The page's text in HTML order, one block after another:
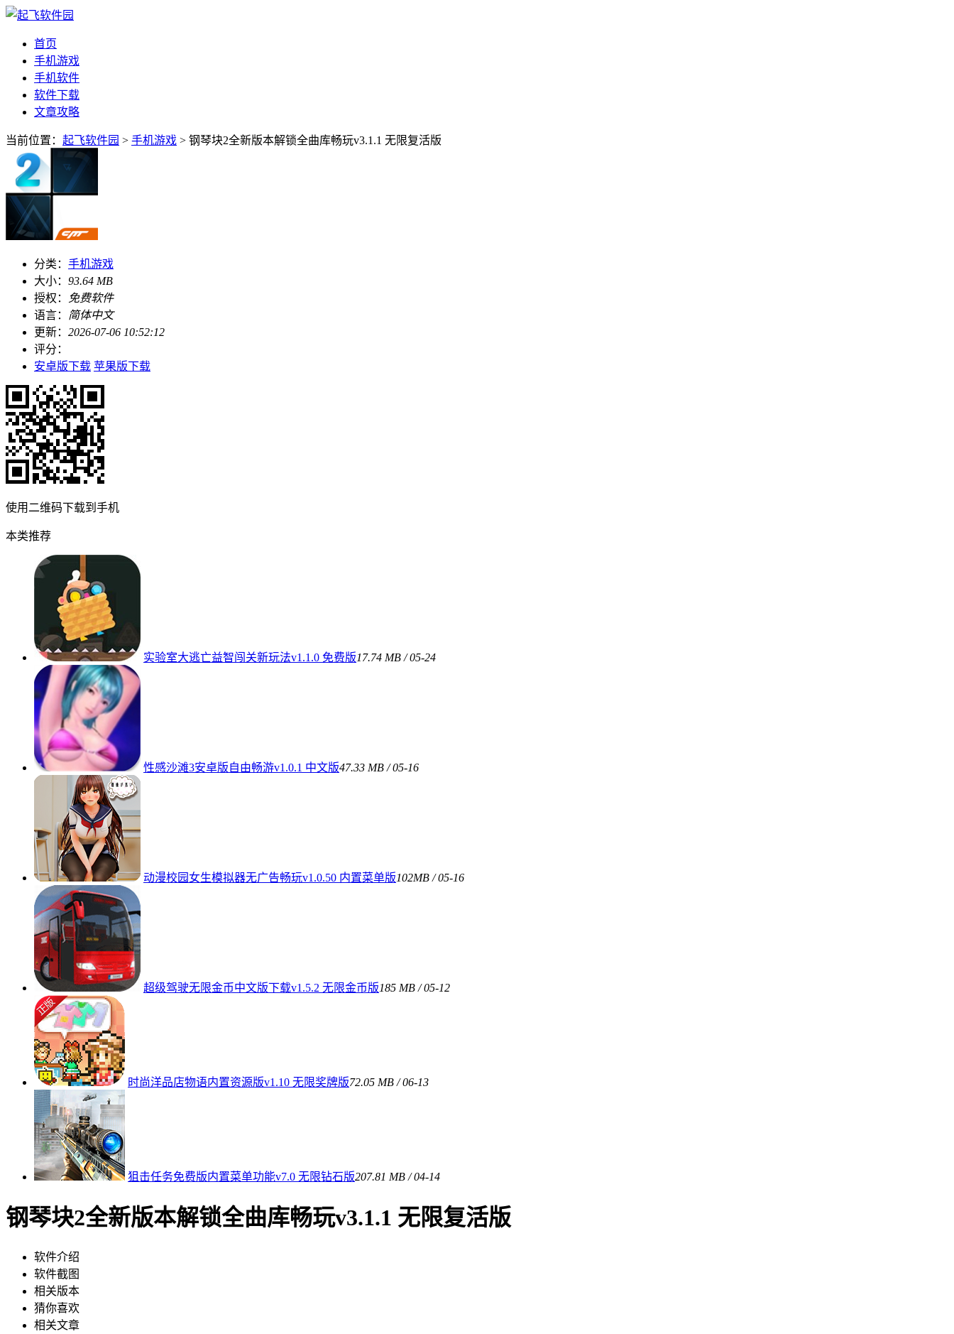
首页
手机游戏
手机软件
软件下载
文章攻略
当前位置： 起飞软件园 > 手机游戏 > 钢琴块2全新版本解锁全曲库畅玩v3.1.1 无限复活版
分类： 手机游戏
大小： 93.64 MB
授权：
免费软件
语言：
简体中文
更新： 2026-07-06 10:52:12
评分：
安卓版下载 苹果版下载
使用二维码下载到手机
本类推荐
实验室大逃亡益智闯关新玩法v1.1.0 免费版17.74 MB / 05-24
性感沙滩3安卓版自由畅游v1.0.1 中文版47.33 MB / 05-16
动漫校园女生模拟器无广告畅玩v1.0.50 内置菜单版102MB / 05-16
超级驾驶无限金币中文版下载v1.5.2 无限金币版185 MB / 05-12
时尚洋品店物语内置资源版v1.10 无限奖牌版72.05 MB / 06-13
狙击任务免费版内置菜单功能v7.0 无限钻石版207.81 MB / 04-14
钢琴块2全新版本解锁全曲库畅玩v3.1.1 无限复活版
软件介绍
软件截图
相关版本
猜你喜欢
相关文章